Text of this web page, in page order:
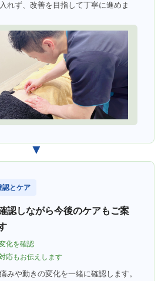
れず、改善を目指して丁寧に進めま
▼
認とケア
認しながら今後のケアもご案
化を確認
応もお伝えします
みや動きの変化を一緒に確認します。